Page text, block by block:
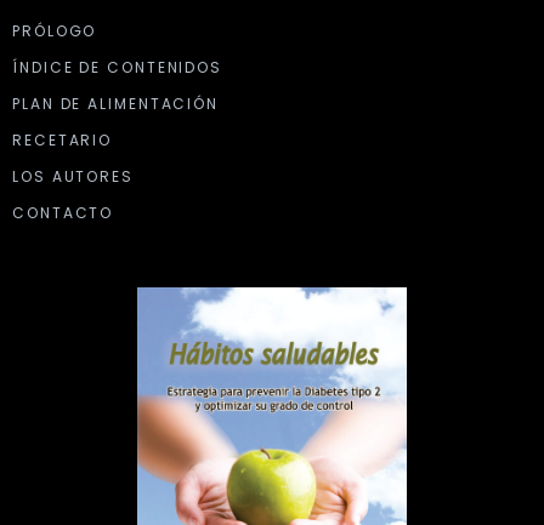
PRÓLOGO
ÍNDICE DE CONTENIDOS
PLAN DE ALIMENTACIÓN
RECETARIO
LOS AUTORES
CONTACTO